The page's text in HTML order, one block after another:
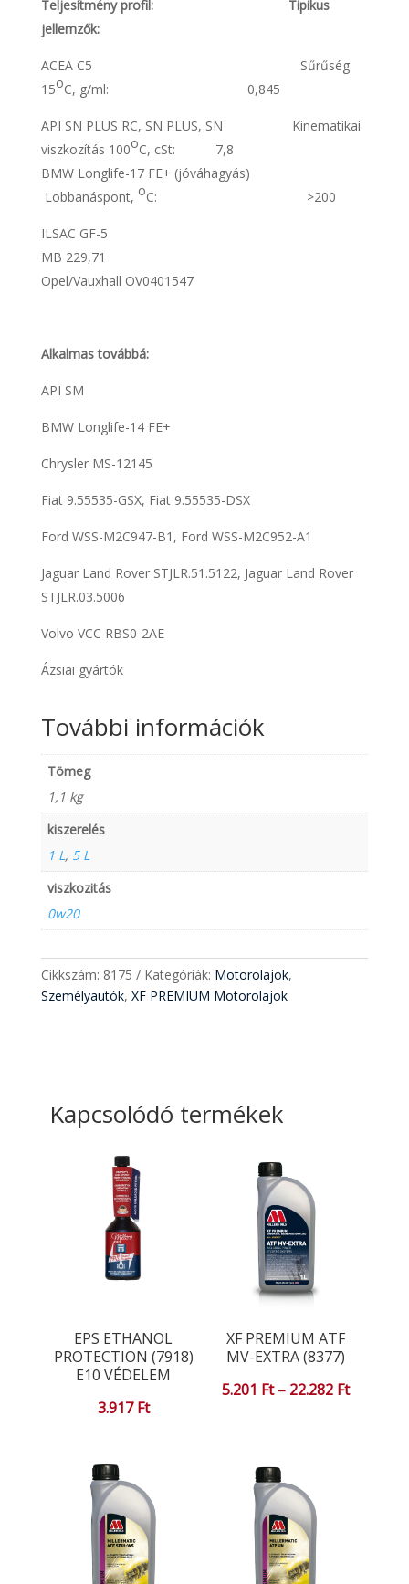
Teljesítmény profil: Tipikus
jellemzők:
ACEA C5 Sűrűség
15oC, g/ml: 0,845
API SN PLUS RC, SN PLUS, SN Kinematikai
viszkozítás 100oC, cSt: 7,8
BMW Longlife-17 FE+ (jóváhagyás)
Lobbanáspont, oC: >200
ILSAC GF-5
MB 229,71
Opel/Vauxhall OV0401547
Alkalmas továbbá:
API SM
BMW Longlife-14 FE+
Chrysler MS-12145
Fiat 9.55535-GSX, Fiat 9.55535-DSX
Ford WSS-M2C947-B1, Ford WSS-M2C952-A1
Jaguar Land Rover STJLR.51.5122, Jaguar Land Rover
STJLR.03.5006
Volvo VCC RBS0-2AE
Ázsiai gyártók
További információk
Tömeg
1,1 kg
kiszerelés
1 L, 5 L
viszkozitás
0w20
Cikkszám: 8175 Kategóriák: Motorolajok,
Személyautók, XF PREMIUM Motorolajok
Kapcsolódó termékek
EPS ETHANOL
PROTECTION (7918)
E10 VÉDELEM
3.917Ft
XF PREMIUM ATF
MV-EXTRA (8377)
5.201 Ft – 22.282 Ft